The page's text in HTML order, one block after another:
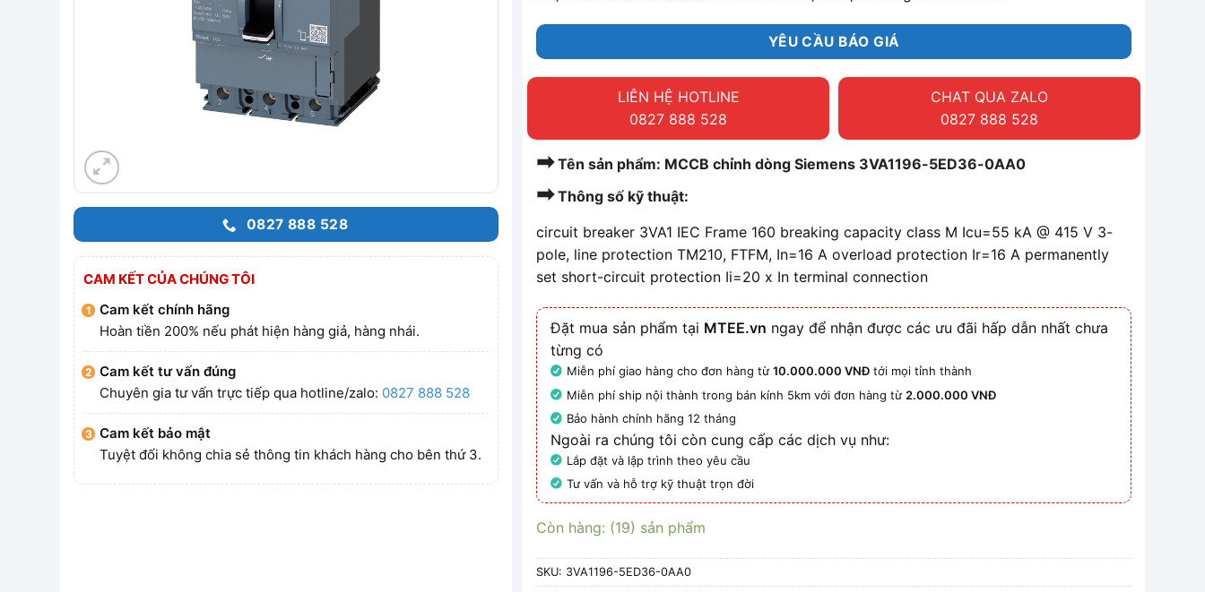
0827 888 528
CAM KẾT CỦA CHÚNG TÔI
Cam kết chính hãng
Hoàn tiền 200% nếu phát hiện hàng giả, hàng nhái.
Cam kết tư vấn đúng
Chuyên gia tư vấn trực tiếp qua hotline/zalo: 0827 888 528
Cam kết bảo mật
Tuyệt đối không chia sẻ thông tin khách hàng cho bên thứ 3.
YÊU CẦU BÁO GIÁ
LIÊN HỆ HOTLINE
0827 888 528
CHAT QUA ZALO
0827 888 528
➡Tên sản phẩm: MCCB chỉnh dòng Siemens 3VA1196-5ED36-0AA0
➡Thông số kỹ thuật:
circuit breaker 3VA1 IEC Frame 160 breaking capacity class M Icu=55 kA @ 415 V 3-
pole, line protection TM210, FTFM, In=16 A overload protection Ir=16 A permanently
set short-circuit protection Ii=20 x In terminal connection
Đặt mua sản phẩm tại MTEE.vn ngay để nhận được các ưu đãi hấp dẫn nhất chưa
từng có
Miễn phí giao hàng cho đơn hàng từ10.000.000 VNĐ tới mọi tỉnh thành
Miễn phí ship nội thành trong bán kính 5km với đơn hàng từ 2.000.000 VNĐ
Bảo hành chính hãng 12 tháng
Ngoài ra chúng tôi còn cung cấp các dịch vụ như:
Lắp đặt và lập trình theo yêu cầu
Tư vấn và hỗ trợ kỹ thuật trọn đời
Còn hàng: (19) sản phẩm
SKU: 3VA1196-5ED36-0AA0